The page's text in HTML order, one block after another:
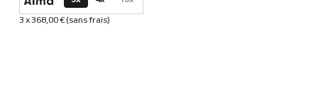
Informations sur le plan de paiement sélectionné
3 x 368,00 € (sans frais)